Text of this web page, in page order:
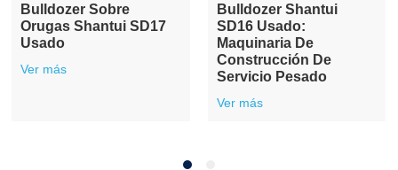
Bulldozer Sobre
Orugas Shantui SD17
Usado
Ver más
Bulldozer Shantui
SD16 Usado:
Maquinaria De
Construcción De
Servicio Pesado
Ver más